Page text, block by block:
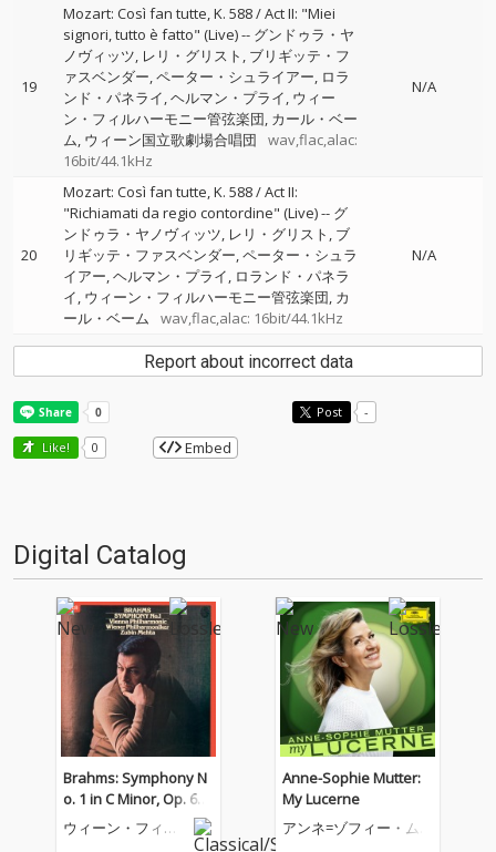
19
Mozart: Così fan tutte, K. 588 / Act II: "Miei
signori, tutto è fatto" (Live)-- グンドゥラ・ヤ
ノヴィッツ レリ・グリスト ブリギッテ・フ
ァスベンダー ペーター・シュライアー ロラ
ンド・パネライ ヘルマン・プライ ウィー
ン・フィルハーモニー管弦楽団 カール・ベー
ム ウィーン国立歌劇場合唱団
wav,flac,alac:
16bit/44.1kHz
N/A
20
Mozart: Così fan tutte, K. 588 / Act II:
"Richiamati da regio contordine" (Live)-- グ
ンドゥラ・ヤノヴィッツ レリ・グリスト ブ
リギッテ・ファスベンダー ペーター・シュラ
イアー ヘルマン・プライ ロランド・パネラ
イ ウィーン・フィルハーモニー管弦楽団 カ
ール・ベーム
wav,flac,alac: 16bit/44.1kHz
N/A
Report about incorrect data
Post -
Like! 0 Embed
Digital Catalog
Brahms: Symphony N
o. 1 in C Minor, Op. 68:
III. Un poco allegretto
e grazioso
ウィーン・フィル
Anne-Sophie Mutter:
My Lucerne
アンネ=ゾフィー・ム